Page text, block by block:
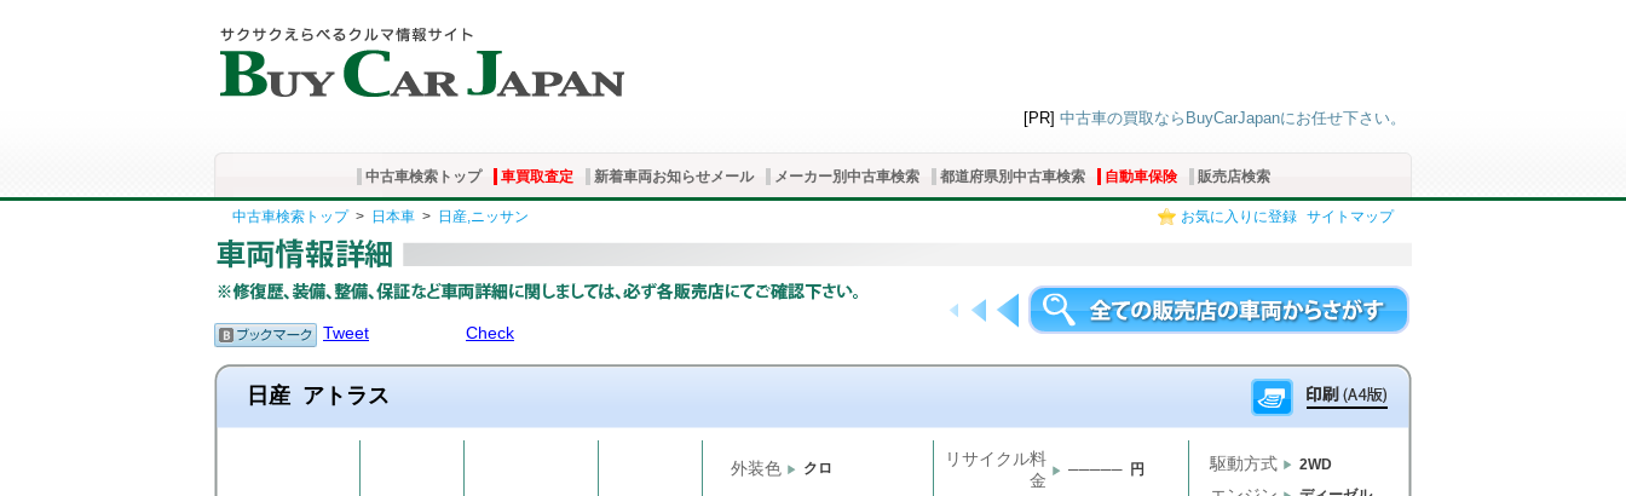
[PR] 中古車の買取ならBuyCarJapanにお任せ下さい。
中古車検索トップ 車買取査定 新着車両お知らせメール メーカー別中古車検索 都道府県別中古車検索 自動車保険 販売店検索
お気に入りに登録 サイトマップ
中古車検索トップ> 日本車 > 日産,ニッサン
Tweet Check
日産 アトラス
外装色 クロ
リサイクル料
金
───── 円 駆動方式 2WD